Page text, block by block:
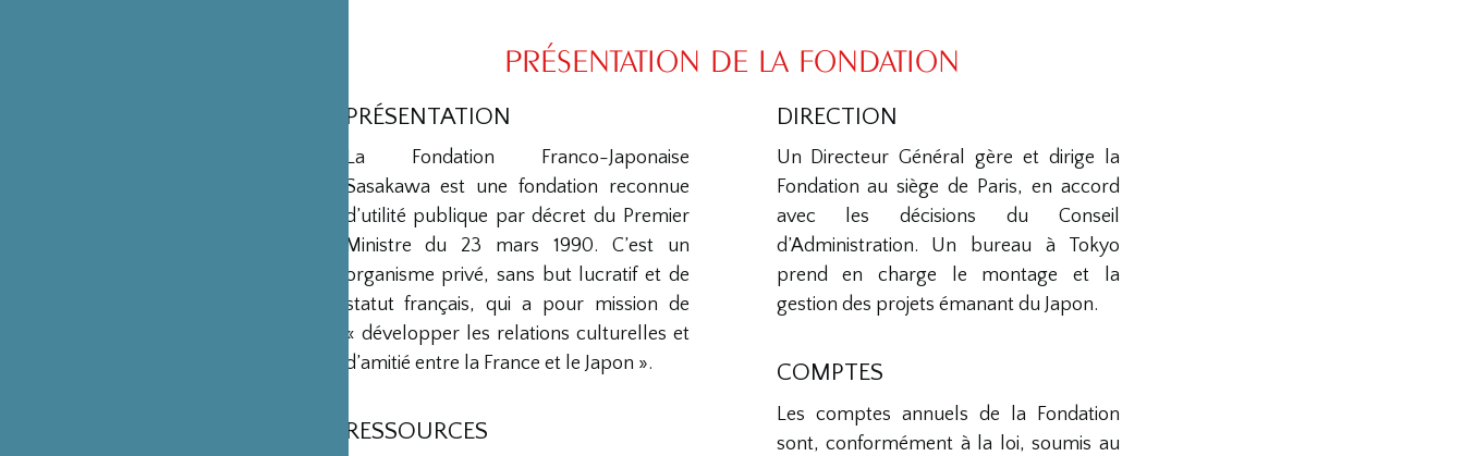
PRÉSENTATION DE LA FONDATION
PRÉSENTATION
La Fondation Franco-Japonaise
Sasakawa est une fondation reconnue
d’utilité publique par décret du Premier
Ministre du 23 mars 1990. C’est un
organisme privé, sans but lucratif et de
statut français, qui a pour mission de
« développer les relations culturelles et
d’amitié entre la France et le Japon ».
RESSOURCES
DIRECTION
Un Directeur Général gère et dirige la
Fondation au siège de Paris, en accord
avec les décisions du Conseil
d’Administration. Un bureau à Tokyo
prend en charge le montage et la
gestion des projets émanant du Japon.
COMPTES
Les comptes annuels de la Fondation
sont, conformément à la loi, soumis au